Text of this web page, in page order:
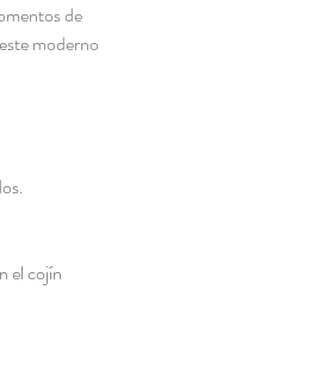
de
moderno
el cojín